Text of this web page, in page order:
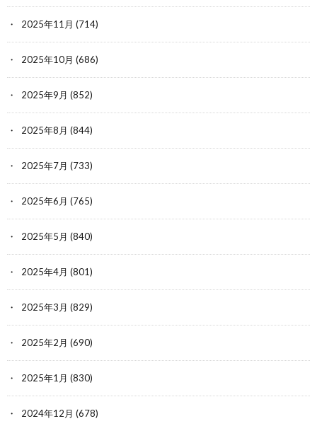
2025年11月 (714)
2025年10月 (686)
2025年9月 (852)
2025年8月 (844)
2025年7月 (733)
2025年6月 (765)
2025年5月 (840)
2025年4月 (801)
2025年3月 (829)
2025年2月 (690)
2025年1月 (830)
2024年12月 (678)